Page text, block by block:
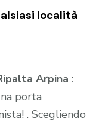
località
Arpina :
porta
. Scegliendo